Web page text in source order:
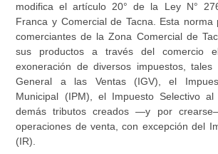
modifica el artículo 20° de la Ley N°
Franca y Comercial de Tacna. Esta norma
comerciantes de la Zona Comercial de
sus productos a través del comercio
exoneración de diversos impuestos,
General a las Ventas (IGV), el
Municipal (IPM), el Impuesto Selectivo
demás tributos creados —y por
operaciones de venta, con excepción del
(IR).